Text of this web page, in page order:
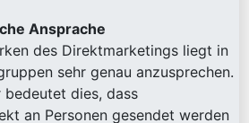
Ansprache
des Direktmarketings liegt in
sehr genau anzusprechen.
bedeutet dies, dass
an Personen gesendet werden